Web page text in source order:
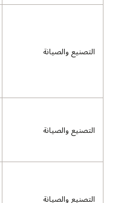
التصنيع والصيانة
التصنيع والصيانة
التصنيع والصيانة